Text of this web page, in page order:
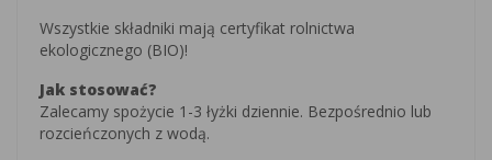
Wszystkie składniki mają certyfikat rolnictwa
ekologicznego (BIO)!
Jak stosować?
Zalecamy spożycie 1-3 łyżki dziennie. Bezpośrednio lub
rozcieńczonych z wodą.